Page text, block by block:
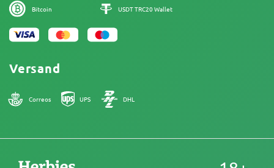
Bitcoin USDT TRC20 Wallet
Versand
Correos UPS DHL